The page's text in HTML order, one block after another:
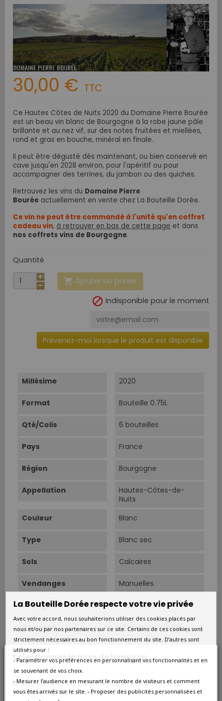
Sélectionnez le pays de livraison
Nos prix et les frais peuvent varier en fonction du
pays/de la région de livraison.
30,00 € TTC
Ce Hautes Côtes de Nuits 2020 du Domaine Pierre Bourée
est un beau vin blanc de Bourgogne à la robe jaune pâle
brillante et au nez vif, sur des notes fruitées et miellées,
rond et gras en bouche, minéral en finale.
Il peut être dégusté dès maintenant, ou bien conservé en
cave jusqu'en 2028 environ, pour l'apéritif ou pour
accompagner des terrines, du jambon ou des quiches.
Retrouvez les vins du Domaine Pierre
Bourée actuellement en vente chez La Bouteille Dorée.
Ce vin ne peut être commandé à l'unité qu'en coffret
cadeau vin, à retrouver en bas de cette page et dans
nos coffrets vins de Bourgogne.
Quantité
 Ajouter au panier
 Indisponible pour le moment
Prévenez-moi lorsque le produit est disponible
Millésime 2020
Format Bouteille 0.75L
Qté/Colis 6 bouteilles
Pays France
Région Bourgogne
Appellation
Hautes-Côtes-de-
Nuits
Couleur
Blanc
Type Blanc sec
Sols Calcaires
Vendanges Manuelles.
Cépage Dominant Chardonnay
Cépages Chardonnay 100%.
Vinification
alcoolique pendant 15
malolactique.
La Bouteille Dorée respecte votre vie privée
Avec votre accord, nous souhaiterions utiliser des cookies placés par
nous et/ou par nos partenaires sur ce site. Certains de ces cookies sont
strictement nécessaires au bon fonctionnement du site. D’autres sont
utilisés pour :
- Paramétrer vos préférences en personnalisant vos fonctionnalités et en
se souvenant de vos choix.
- Mesurer l’audience en mesurant le nombre de visiteurs et comment
vous êtes arrivés sur le site. - Proposer des publicités personnalisées et